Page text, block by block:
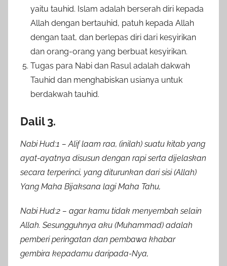
yaitu tauhid. Islam adalah berserah diri kepada
Allah dengan bertauhid, patuh kepada Allah
dengan taat, dan berlepas diri dari kesyirikan
dan orang-orang yang berbuat kesyirikan.
Tugas para Nabi dan Rasul adalah dakwah
Tauhid dan menghabiskan usianya untuk
berdakwah tauhid.
Dalil 3.
Nabi Hud:1 – Alif laam raa, (inilah) suatu kitab yang
ayat-ayatnya disusun dengan rapi serta dijelaskan
secara terperinci, yang diturunkan dari sisi (Allah)
Yang Maha Bijaksana lagi Maha Tahu,
Nabi Hud:2 – agar kamu tidak menyembah selain
Allah. Sesungguhnya aku (Muhammad) adalah
pemberi peringatan dan pembawa khabar
gembira kepadamu daripada-Nya,